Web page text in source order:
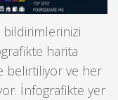
harita
belirtiliyor ve her
İnfografikte yer